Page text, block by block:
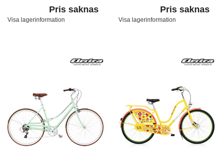
Pris saknas
Visa lagerinformation
Pris saknas
Visa lagerinformation